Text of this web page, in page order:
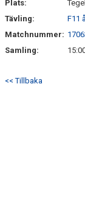
Plats:
Tävling:
F11
Matchnummer:
Samling:
<< Tillbaka